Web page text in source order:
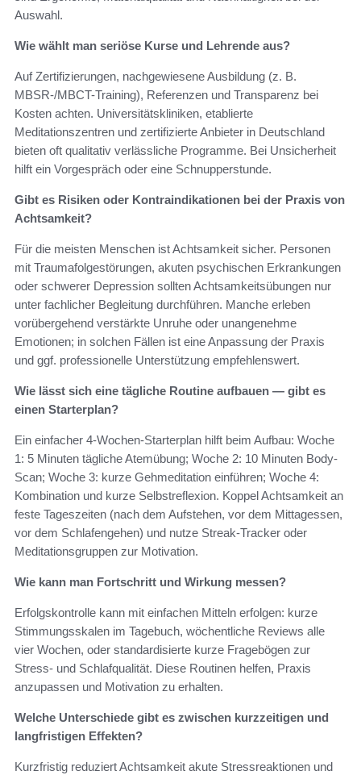
Auswahl.
Wie wählt man seriöse Kurse und Lehrende aus?
Auf Zertifizierungen, nachgewiesene Ausbildung (z. B.
MBSR-/MBCT-Training), Referenzen und Transparenz bei
Kosten achten. Universitätskliniken, etablierte
Meditationszentren und zertifizierte Anbieter in Deutschland
bieten oft qualitativ verlässliche Programme. Bei Unsicherheit
hilft ein Vorgespräch oder eine Schnupperstunde.
Gibt es Risiken oder Kontraindikationen bei der Praxis von
Achtsamkeit?
Für die meisten Menschen ist Achtsamkeit sicher. Personen
mit Traumafolgestörungen, akuten psychischen Erkrankungen
oder schwerer Depression sollten Achtsamkeitsübungen nur
unter fachlicher Begleitung durchführen. Manche erleben
vorübergehend verstärkte Unruhe oder unangenehme
Emotionen; in solchen Fällen ist eine Anpassung der Praxis
und ggf. professionelle Unterstützung empfehlenswert.
Wie lässt sich eine tägliche Routine aufbauen — gibt es
einen Starterplan?
Ein einfacher 4‑Wochen‑Starterplan hilft beim Aufbau: Woche
1: 5 Minuten tägliche Atemübung; Woche 2: 10 Minuten Body-
Scan; Woche 3: kurze Gehmeditation einführen; Woche 4:
Kombination und kurze Selbstreflexion. Koppel Achtsamkeit an
feste Tageszeiten (nach dem Aufstehen, vor dem Mittagessen,
vor dem Schlafengehen) und nutze Streak-Tracker oder
Meditationsgruppen zur Motivation.
Wie kann man Fortschritt und Wirkung messen?
Erfolgskontrolle kann mit einfachen Mitteln erfolgen: kurze
Stimmungsskalen im Tagebuch, wöchentliche Reviews alle
vier Wochen, oder standardisierte kurze Fragebögen zur
Stress- und Schlafqualität. Diese Routinen helfen, Praxis
anzupassen und Motivation zu erhalten.
Welche Unterschiede gibt es zwischen kurzzeitigen und
langfristigen Effekten?
Kurzfristig reduziert Achtsamkeit akute Stressreaktionen und